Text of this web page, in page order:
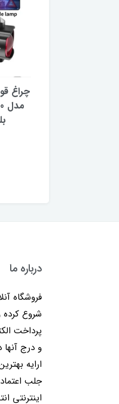
چراغ
درباره ما
شروع کرده
پرداخت
و درج
ارایه
جلب
اینترنتی